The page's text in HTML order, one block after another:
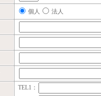
個人 法人
TEL1 ：